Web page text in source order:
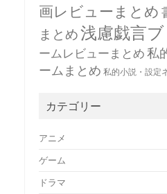
画レビューまとめ
まとめ浅慮戯言
ームレビューまとめ 私
ームまとめ 私的小説・設定
カテゴリー
アニメ
ゲーム
ドラマ